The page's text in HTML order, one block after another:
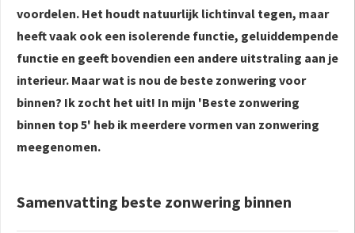
voordelen. Het houdt natuurlijk lichtinval tegen, maar
heeft vaak ook een isolerende functie, geluiddempende
functie en geeft bovendien een andere uitstraling aan je
interieur. Maar wat is nou de beste zonwering voor
binnen? Ik zocht het uit! In mijn 'Beste zonwering
binnen top 5' heb ik meerdere vormen van zonwering
meegenomen.
Samenvatting beste zonwering binnen